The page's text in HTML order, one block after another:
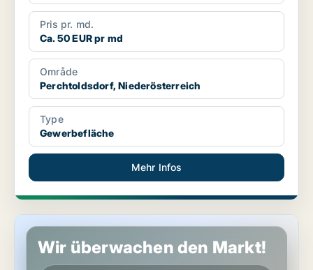
Pris pr. md.
Ca. 50 EUR pr md
Område
Perchtoldsdorf, Niederösterreich
Type
Gewerbefläche
Mehr Infos
Gewerbeimmobilien in Perchtoldsdorf, Niederösterreich
Wir überwachen den Markt!